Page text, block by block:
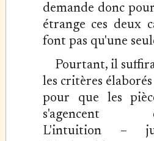
demande donc
étrange ces deux
font pas qu'une
Pourtant, il
les critères
pour que les
s'agencent
L'intuition –